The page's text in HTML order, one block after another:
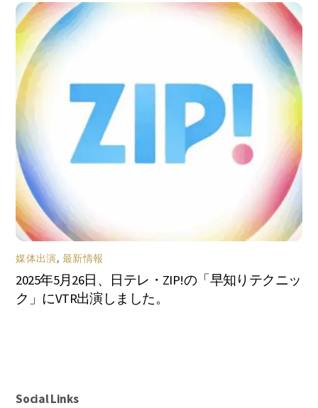
媒体出演,最新情報
2025年5月26日、日テレ・ZIP!の「早知りテクニッ
ク」にVTR出演しました。
Social Links